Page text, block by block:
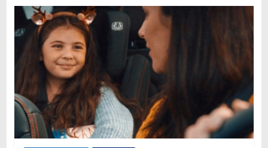
Autos,
camiones,
motos,
información
mundo
del
transporte